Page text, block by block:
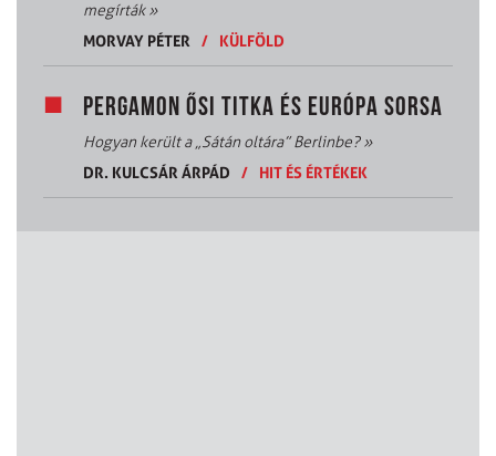
megírták»
MORVAY PÉTER
/ KÜLFÖLD
PERGAMON ŐSI TITKA ÉS EURÓPA SORSA
Hogyan került a „Sátán oltára” Berlinbe?»
DR. KULCSÁR ÁRPÁD
/ HIT ÉS ÉRTÉKEK